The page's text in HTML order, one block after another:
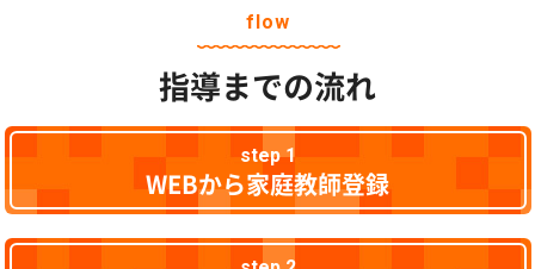
flow
指導までの流れ
step 1
WEBから家庭教師登録